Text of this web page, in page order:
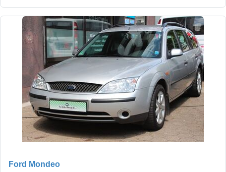
Ford Mondeo